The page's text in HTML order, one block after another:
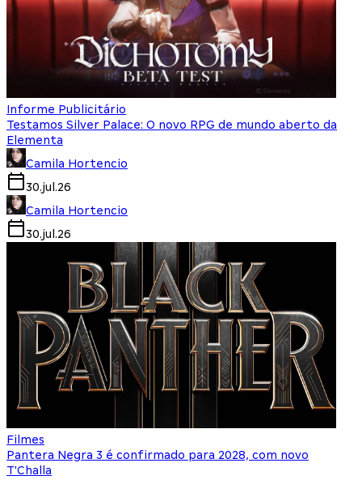
Informe Publicitário
Testamos Silver Palace: O novo RPG de mundo aberto da
Elementa
Camila Hortencio
30.jul.26
Camila Hortencio
30.jul.26
Filmes
Pantera Negra 3 é confirmado para 2028, com novo
T'Challa